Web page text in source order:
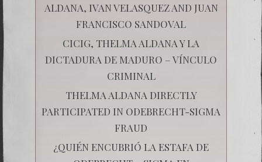
ALDANA, IVAN VELASQUEZ AND JUAN
FRANCISCO SANDOVAL
CICIG, THELMA ALDANA Y LA
DICTADURA DE MADURO – VÍNCULO
CRIMINAL
THELMA ALDANA DIRECTLY
PARTICIPATED IN ODEBRECHT-SIGMA
FRAUD
¿QUIÉN ENCUBRIÓ LA ESTAFA DE